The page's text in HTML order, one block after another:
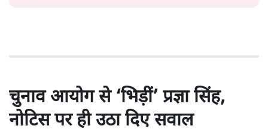
चुनाव आयोग से ‘भिड़ीं’ प्रज्ञा सिंह,
नोटिस पर ही उठा दिए सवाल